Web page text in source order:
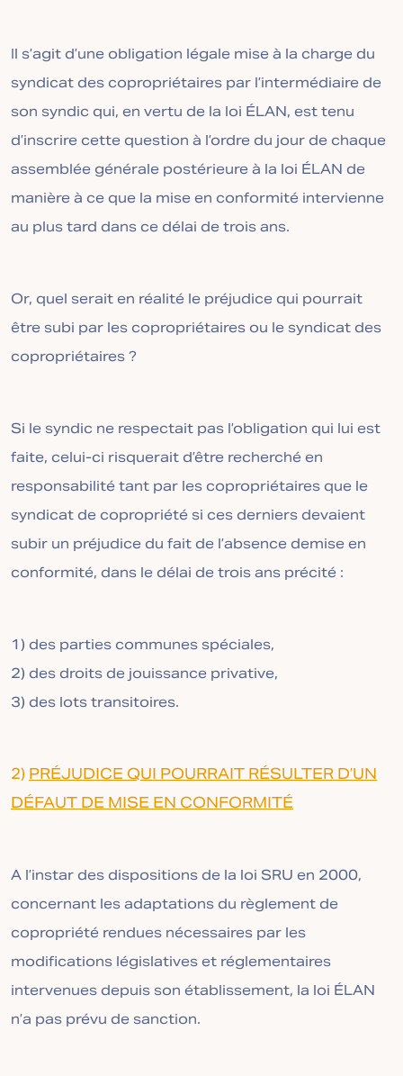
Il s’agit d’une obligation légale mise à la charge du
syndicat des copropriétaires par l’intermédiaire de
son syndic qui, en vertu de la loi ÉLAN, est tenu
d’inscrire cette question à l’ordre du jour de chaque
assemblée générale postérieure à la loi ÉLAN de
manière à ce que la mise en conformité intervienne
au plus tard dans ce délai de trois ans.
Or, quel serait en réalité le préjudice qui pourrait
être subi par les copropriétaires ou le syndicat des
copropriétaires ?
Si le syndic ne respectait pas l’obligation qui lui est
faite, celui-ci risquerait d’être recherché en
responsabilité tant par les copropriétaires que le
syndicat de copropriété si ces derniers devaient
subir un préjudice du fait de l’absence demise en
conformité, dans le délai de trois ans précité :
1) des parties communes spéciales,
2) des droits de jouissance privative,
3) des lots transitoires.
2)PRÉJUDICE QUI POURRAIT RÉSULTER D’UN
DÉFAUT DE MISE EN CONFORMITÉ
A l’instar des dispositions de la loi SRU en 2000,
concernant les adaptations du règlement de
copropriété rendues nécessaires par les
modifications législatives et réglementaires
intervenues depuis son établissement, la loi ÉLAN
n’a pas prévu de sanction.